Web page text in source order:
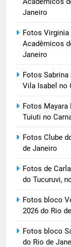
Janeiro
Fotos Virginia
Acadêmicos
Janeiro
Fotos Sabrina
Vila Isabel no
Fotos Mayara
Tuiuti no
Fotos Clube
de Janeiro
Fotos de
do Tucuruvi,
Fotos bloco
2026 do Rio
Fotos bloco
do Rio de